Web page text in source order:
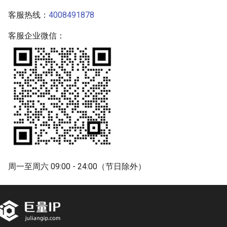
客服热线： 4008491878
客服企业微信：
周一至周六 09:00 - 24:00（节日除外）